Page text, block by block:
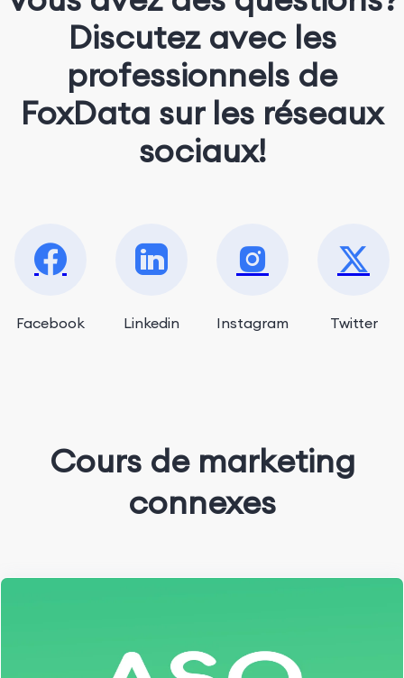
Discutez avec les
professionnels de
FoxData sur les réseaux
sociaux!
Facebook Linkedin Instagram Twitter
Cours de marketing
connexes